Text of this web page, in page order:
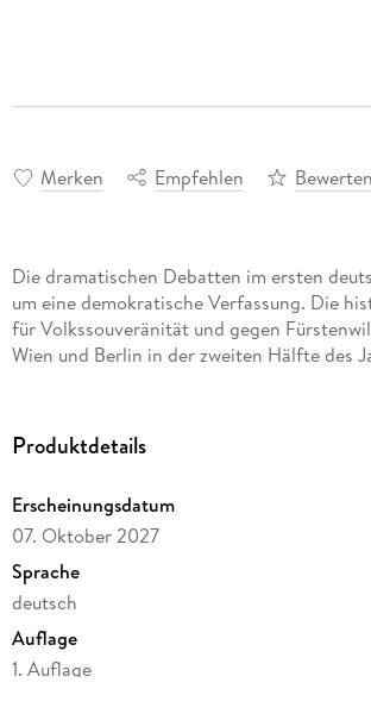
Merken Empfehlen Bewerten
Die dramatischen Debatten im ersten
um eine demokratische Verfassung. Die
für Volkssouveränität und gegen
Wien und Berlin in der zweiten Hälfte des
Produktdetails
Erscheinungsdatum
07. Oktober 2027
Sprache
deutsch
Auflage
1. Auflage